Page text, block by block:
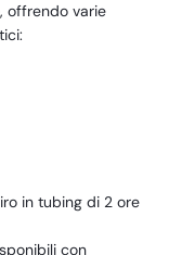
offrendo varie
in tubing di 2 ore
con